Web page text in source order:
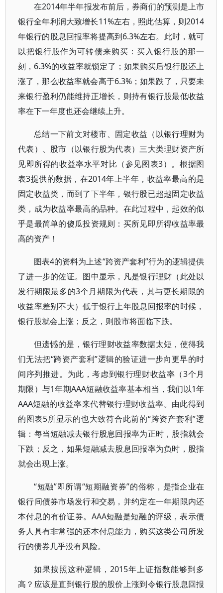
在2014年半年报发布前后，券商们的预测是上市
银行全年利润大致增长11%左右，照此估算，则2014
年银行的股息回报率将提高到6.3%左右。此时，就可
以把银行股作为可转债来购买：买入银行股的那一
刻，6.3%的收益率就锁定了；如果购买后银行股还上
涨了，那么收益率就会高于6.3%；如果跌了，只要未
来银行盈利仍能维持正增长，则持有银行股最低收益
率在下一年度也还会继续上升。
总结一下前文对楼市、固定收益（以银行理财为
代表）、股市（以银行股为代表）三大类理财资产所
见即所得的收益率水平对比（参见图表3）。根据图
表3提供的数据，在2014年上半年，收益率最高的是
固定收益类，而到了下半年，银行股已超越固定收益
类，成为收益率最高的品种。在此过程中，起效的似
乎是最简单的傻瓜投资规则：买所见即所得收益率最
高的资产！
图表4的资料为上述“跨资产套利”行为的逻辑提供
了进一步的佐证。图中显示，凡是银行理财（此处以
发行期限最多的3个月期限为代表，其与更长期限的
收益率差别不大）低于银行上年股息回报率的时候，
银行股就会上涨；反之，则股市将面临下跌。
但遗憾的是，银行理财收益率数据太短，使得我
们无法把“跨资产套利”逻辑的验证进一步向更早的时
间序列推进。为此，考虑到银行理财收益率（3个月
期限）与1年期AAA短融收益率基本相当，我们以1年
AAA短融的收益率来代替银行理财收益率。由此得到
的图表5所显示的也大致符合此前的“跨资产套利”逻
辑：每当短融减去银行股息回报率为正时，股指就会
下跌；反之，如果短融减去股息回报率为负时，股指
就会出现上涨。
“短融”即所谓“短期融资券”的俗称，是指企业在
银行间债券市场发行和交易，并约定在一年期限内还
本付息的有价证券。AAA短融是短融的评级，表示债
务人具有非常强的还本付息能力，购买这类公司所发
行的债券几乎没有风险。
如果按照这种逻辑，2015年上证指数能够到多
高？应该是直到银行股的股价上涨到令银行股息回报